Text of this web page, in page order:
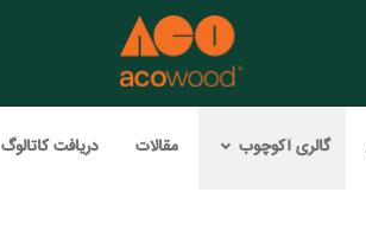
گالری آکوچوب مقالات دریافت کاتالوگ